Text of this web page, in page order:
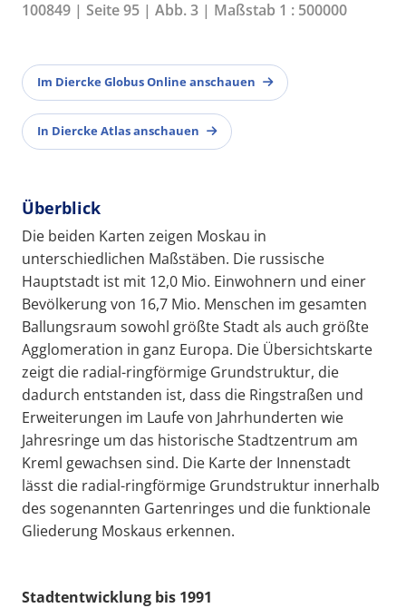
100849 | Seite 95 | Abb. 3 | Maßstab 1 : 500000
Im Diercke Globus Online anschauen
In Diercke Atlas anschauen
Überblick
Die beiden Karten zeigen Moskau in
unterschiedlichen Maßstäben. Die russische
Hauptstadt ist mit 12,0 Mio. Einwohnern und einer
Bevölkerung von 16,7 Mio. Menschen im gesamten
Ballungsraum sowohl größte Stadt als auch größte
Agglomeration in ganz Europa. Die Übersichtskarte
zeigt die radial-ringförmige Grundstruktur, die
dadurch entstanden ist, dass die Ringstraßen und
Erweiterungen im Laufe von Jahrhunderten wie
Jahresringe um das historische Stadtzentrum am
Kreml gewachsen sind. Die Karte der Innenstadt
lässt die radial-ringförmige Grundstruktur innerhalb
des sogenannten Gartenringes und die funktionale
Gliederung Moskaus erkennen.
Stadtentwicklung bis 1991